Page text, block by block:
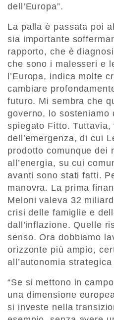
dell’Europa”.
La palla è passata poi
sia importante
rapporto, che è
che sono i malesseri e
l’Europa, indica molte
cambiare
futuro. Mi sembra che
governo, lo sosteniamo
spiegato Fitto. Tuttavia,
dell’emergenza, di cui
prodotto comunque dei
all’energia, su cui
avanti sono stati fatti.
manovra. La prima
Meloni valeva 32
crisi delle famiglie e
dall’inflazione. Quelle
senso. Ora dobbiamo
orizzonte più ampio,
all’autonomia strategica
“Se si mettono in
una dimensione
si investe nella